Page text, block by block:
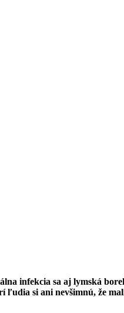
infekcia sa aj lymská
si ani nevšimnú, že